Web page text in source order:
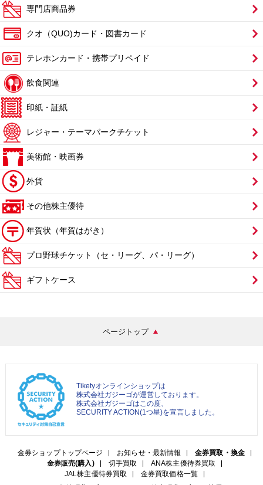
専門店商品券
クオ（QUO)カード・図書カード
テレホンカード・携帯プリペイド
飲食関連
印紙・証紙
レジャー・テーマパークチケット
美術館・映画券
外貨
その他株主優待
年賀状（年賀はがき）
プロ野球チケット（セ・リーグ、パ・リーグ）
ギフトケース
ページトップ
Tiketyオンラインショップは
株式会社ガジーゴが運営しております。
株式会社ガジーゴはこの度、
SECURITY ACTION(1つ星)を宣言しました。
金券ショップトップページ お知らせ・最新情報
金券買取・換金
金券販売(購入)
切手買取
ANA株主優待券買取
JAL株主優待券買取
金券買取価格一覧